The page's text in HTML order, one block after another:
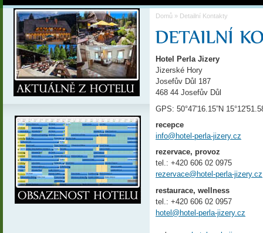
Domů » Detailní Kontakty
Hotel Perla Jizery
Jizerské Hory
Josefův Důl 187
468 44 Josefův Důl
GPS: 50°47'16.15”N
recepce
info@hotel-perla-jizery.cz
rezervace, provoz
tel.: +420 606 02 0975
rezervace@hotel-perla-jizery.cz
restaurace, wellness
tel.: +420 606 02 0957
hotel@hotel-perla-jizery.cz